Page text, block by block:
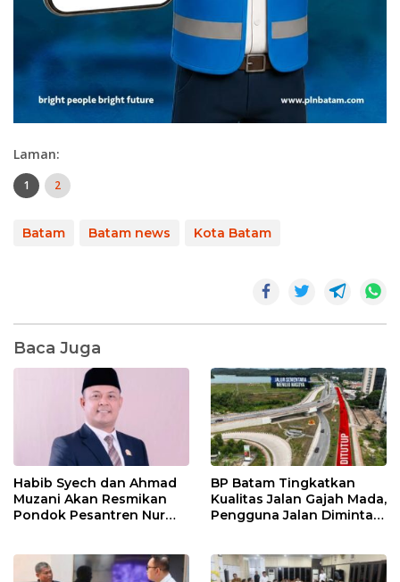
Laman:
1 2
Batam Batam news Kota Batam
Baca Juga
Habib Syech dan Ahmad
Muzani Akan Resmikan
Pondok Pesantren Nur
BP Batam Tingkatkan
Kualitas Jalan Gajah Mada,
Pengguna Jalan Diminta